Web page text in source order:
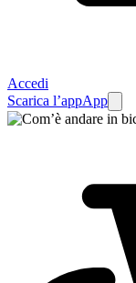
Accedi
Scarica l’appApp